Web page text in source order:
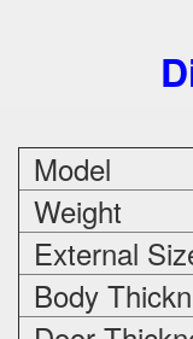
Model
Weight
External
Body